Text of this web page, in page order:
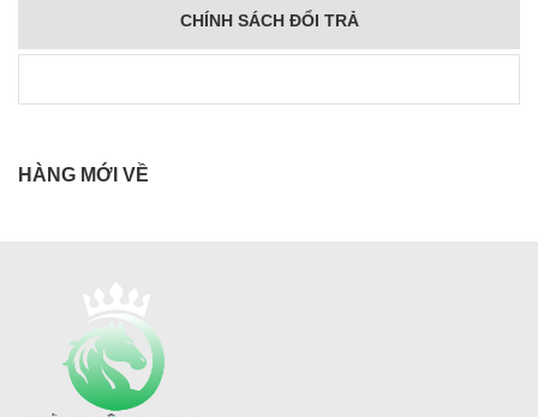
CHÍNH SÁCH ĐỔI TRẢ
HÀNG MỚI VỀ